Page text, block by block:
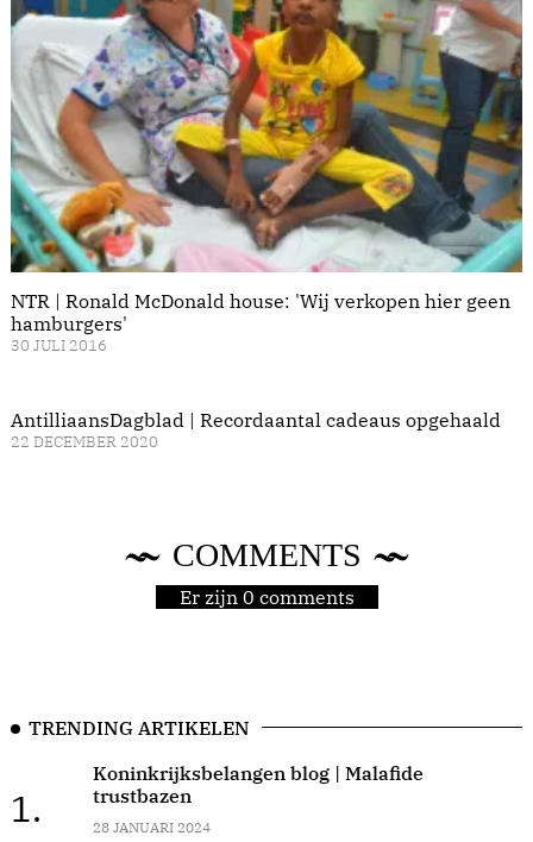
NTR | Ronald McDonald house: 'Wij verkopen hier geen
hamburgers'
30 JULI 2016
AntilliaansDagblad | Recordaantal cadeaus opgehaald
22 DECEMBER 2020
COMMENTS
Er zijn 0 comments
TRENDING ARTIKELEN
1.
Koninkrijksbelangen blog | Malafide
trustbazen
28 JANUARI 2024